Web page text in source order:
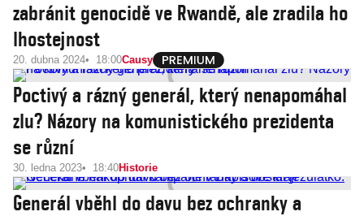
zabránit genocidě ve Rwandě, ale zradila ho
lhostejnost
20. dubna 2024 18:00Causy
Poctivý a rázný generál, který nenapomáhal
zlu? Názory na komunistického prezidenta
se různí
30. ledna 2023 18:40Historie
Generál vběhl do davu bez ochranky a